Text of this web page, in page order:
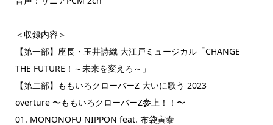
＜収録内容＞
【第一部】座長・玉井詩織 大江戸ミュージカル「CHANGE
THE FUTURE！～未来を変えろ～」
【第二部】ももいろクローバーZ 大いに歌う 2023
overture 〜ももいろクローバーZ参上！！〜
01. MONONOFU NIPPON feat. 布袋寅泰